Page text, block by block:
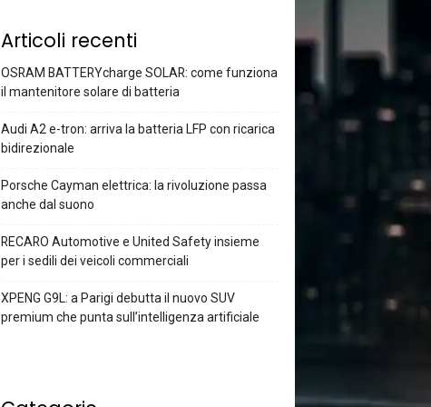
Articoli recenti
OSRAM BATTERYcharge SOLAR: come funziona
il mantenitore solare di batteria
Audi A2 e-tron: arriva la batteria LFP con ricarica
bidirezionale
Porsche Cayman elettrica: la rivoluzione passa
anche dal suono
RECARO Automotive e United Safety insieme
per i sedili dei veicoli commerciali
XPENG G9L: a Parigi debutta il nuovo SUV
premium che punta sull’intelligenza artificiale